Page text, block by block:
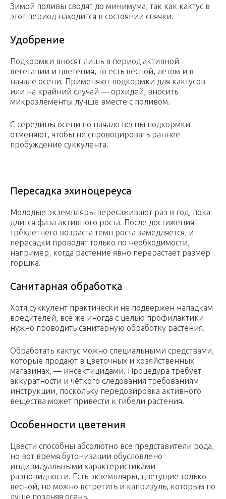
Зимой поливы сводят до минимума, так как кактус в
этот период находится в состоянии спячки.
Удобрение
Подкормки вносят лишь в период активной
вегетации и цветения, то есть весной, летом и в
начале осени. Применяют подкормки для кактусов
или на крайний случай — орхидей, вносить
микроэлементы лучше вместе с поливом.
С середины осени по начало весны подкормки
отменяют, чтобы не спровоцировать раннее
пробуждение суккулента.
Пересадка эхиноцереуса
Молодые экземпляры пересаживают раз в год, пока
длится фаза активного роста. После достижения
трёхлетнего возраста темп роста замедляется, и
пересадки проводят только по необходимости,
например, когда растение явно перерастает размер
горшка.
Санитарная обработка
Хотя суккулент практически не подвержен нападкам
вредителей, всё же иногда с целью профилактики
нужно проводить санитарную обработку растения.
Обработать кактус можно специальными средствами,
которые продают в цветочных и хозяйственных
магазинах, — инсектицидами. Процедура требует
аккуратности и чёткого следования требованиям
инструкции, поскольку передозировка активного
вещества может привести к гибели растения.
Особенности цветения
Цвести способны абсолютно все представители рода,
но вот время бутонизации обусловлено
индивидуальными характеристиками
разновидности. Есть экземпляры, цветущие только
весной, но можно встретить и капризуль, которым по
душе поздняя осень.